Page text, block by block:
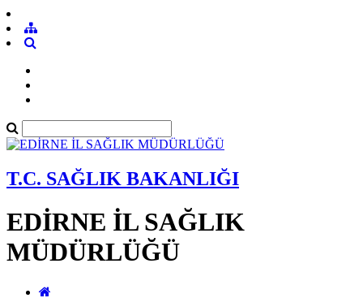
T.C. SAĞLIK BAKANLIĞI
EDİRNE İL SAĞLIK
MÜDÜRLÜĞÜ